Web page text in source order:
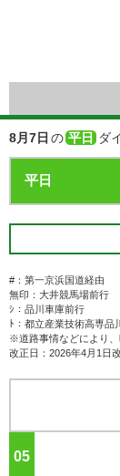
8月7日 の 平日 ダ
#：第一京浜国道経由
無印：大井競馬場前行
ｼ：品川車庫前行
ﾄ：都立産業技術高専品
※道路事情などにより、
改正日：2026年4月1日
05